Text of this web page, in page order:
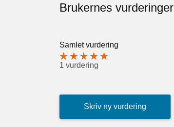
Brukernes vurderinger
Samlet vurdering
1 vurdering
Skriv ny vurdering